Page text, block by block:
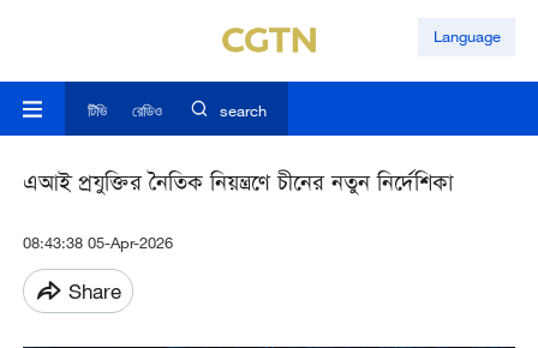
Language
টিভি রেডিও search
এআই প্রযুক্তির নৈতিক নিয়ন্ত্রণে চীনের নতুন নির্দেশিকা
08:43:38 05-Apr-2026
Share